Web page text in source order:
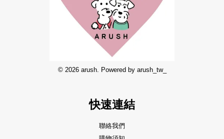
© 2026 arush. Powered by arush_tw_
快速連結
聯絡我們